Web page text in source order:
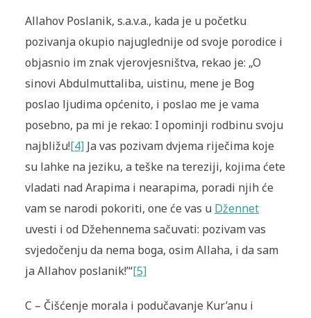
Allahov Poslanik, s.a.v.a., kada je u početku
pozivanja okupio najuglednije od svoje porodice i
objasnio im znak vjerovjesništva, rekao je: „O
sinovi Abdulmuttaliba, uistinu, mene je Bog
poslao ljudima općenito, i poslao me je vama
posebno, pa mi je rekao: I opominji rodbinu svoju
najbližu![4]Ja vas pozivam dvjema riječima koje
su lahke na jeziku, a teške na tereziji, kojima ćete
vladati nad Arapima i nearapima, poradi njih će
vam se narodi pokoriti, one će vas u Džennet
uvesti i od Džehennema sačuvati: pozivam vas
svjedočenju da nema boga, osim Allaha, i da sam
ja Allahov poslanik!’“[5]
C – Čišćenje morala i podučavanje Kur’anu i